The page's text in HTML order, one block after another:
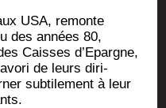
USA, remonte
des années 80,
Caisses d’Epargne,
de leurs diri­
sub­ti­le­ment à leur